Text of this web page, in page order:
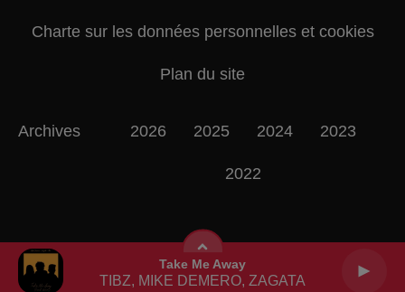
Take Me Away
TIBZ, MIKE DEMERO, ZAGATA
Charte sur les données personnelles et cookies
Plan du site
Archives 2026 2025 2024 2023
2022